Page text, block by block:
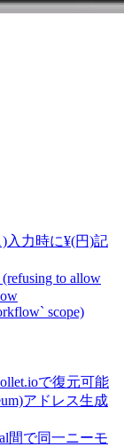
入力時に¥(円)記
to allow
scope)
で復元可能
アドレス生成
間で同一ニーモ